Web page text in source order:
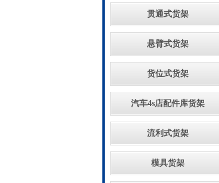
贯通式货架
悬臂式货架
货位式货架
汽车4s店配件库货架
流利式货架
模具货架